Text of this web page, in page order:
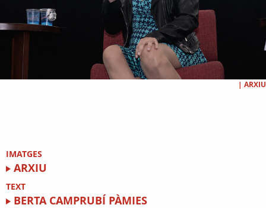
| ARXIU
IMATGES
ARXIU
TEXT
BERTA CAMPRUBÍ PÀMIES